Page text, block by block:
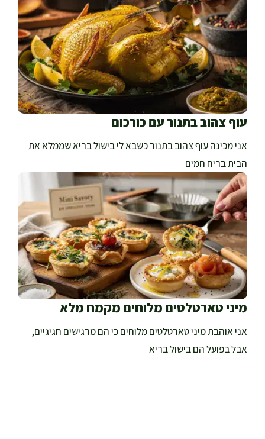
עוף צהוב בתנור עם כורכום
אני מכינה עוף צהוב בתנור כשבא לי בישול בריא שממלא את
הבית בריח חמים
מיני טארטלטים מלוחים מקמח מלא
אני אוהבת מיני טארטלטים מלוחים כי הם מרגישים חגיגיים,
אבל בפועל הם בישול בריא